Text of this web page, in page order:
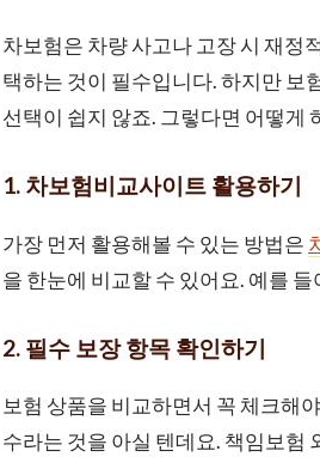
차보험은 차량 사고나 고장 시 재정
택하는 것이 필수입니다. 하지만 보
선택이 쉽지 않죠. 그렇다면 어떻게
1. 차보험비교사이트 활용하기
가장 먼저 활용해볼 수 있는 방법은
을 한눈에 비교할 수 있어요. 예를
2. 필수 보장 항목 확인하기
보험 상품을 비교하면서 꼭 체크해
수라는 것을 아실 텐데요. 책임보험